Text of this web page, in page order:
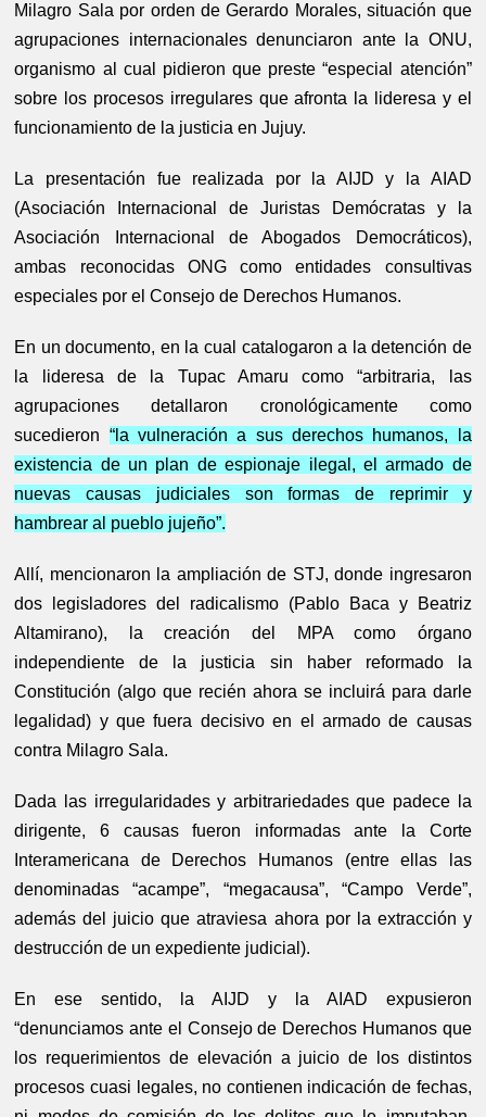
Milagro Sala por orden de Gerardo Morales, situación que
agrupaciones internacionales denunciaron ante la ONU,
organismo al cual pidieron que preste “especial atención”
sobre los procesos irregulares que afronta la lideresa y el
funcionamiento de la justicia en Jujuy.
La presentación fue realizada por la AIJD y la AIAD
(Asociación Internacional de Juristas Demócratas y la
Asociación Internacional de Abogados Democráticos),
ambas reconocidas ONG como entidades consultivas
especiales por el Consejo de Derechos Humanos.
En un documento, en la cual catalogaron a la detención de
la lideresa de la Tupac Amaru como “arbitraria, las
agrupaciones detallaron cronológicamente como
sucedieron “la vulneración a sus derechos humanos, la
existencia de un plan de espionaje ilegal, el armado de
nuevas causas judiciales son formas de reprimir y
hambrear al pueblo jujeño”.
Allí, mencionaron la ampliación de STJ, donde ingresaron
dos legisladores del radicalismo (Pablo Baca y Beatriz
Altamirano), la creación del MPA como órgano
independiente de la justicia sin haber reformado la
Constitución (algo que recién ahora se incluirá para darle
legalidad) y que fuera decisivo en el armado de causas
contra Milagro Sala.
Dada las irregularidades y arbitrariedades que padece la
dirigente, 6 causas fueron informadas ante la Corte
Interamericana de Derechos Humanos (entre ellas las
denominadas “acampe”, “megacausa”, “Campo Verde”,
además del juicio que atraviesa ahora por la extracción y
destrucción de un expediente judicial).
En ese sentido, la AIJD y la AIAD expusieron
“denunciamos ante el Consejo de Derechos Humanos que
los requerimientos de elevación a juicio de los distintos
procesos cuasi legales, no contienen indicación de fechas,